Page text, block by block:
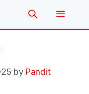
Menu
by Pandit